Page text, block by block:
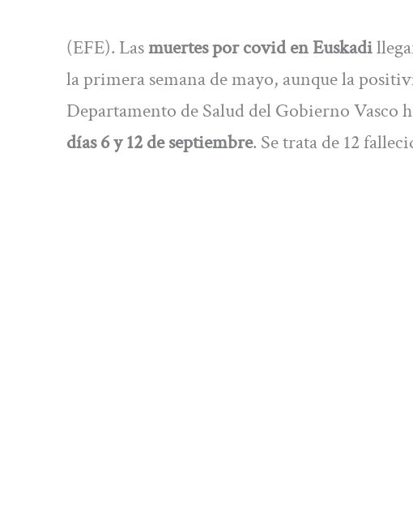
(EFE). Lasmuertes por covid en Euskadi
la primera semana de mayo, aunque la
Departamento de Salud del Gobierno Vasco
días 6 y 12 de septiembre. Se trata de 12